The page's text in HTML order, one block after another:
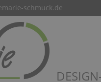
schmuck.de